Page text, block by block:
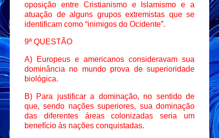
oposição entre Cristianismo e Islamismo e a
atuação de alguns grupos extremistas que se
identificam como “inimigos do Ocidente”.
9ª QUESTÃO
A)
Europeus e americanos consideravam sua
dominância no mundo prova de superioridade
biológica.
B) Para justificar a dominação, no sentido de
que, sendo nações superiores, sua dominação
das diferentes áreas colonizadas seria um
benefício às nações conquistadas.